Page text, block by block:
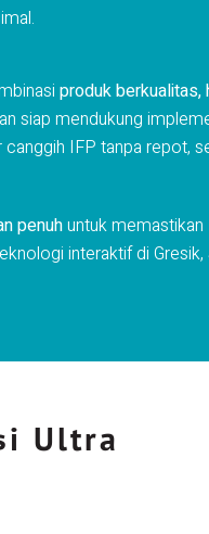
produk berkualitas,
siap mendukung
IFP tanpa repot,
penuhuntuk memastikan
interaktif di Gresik,
Ultra